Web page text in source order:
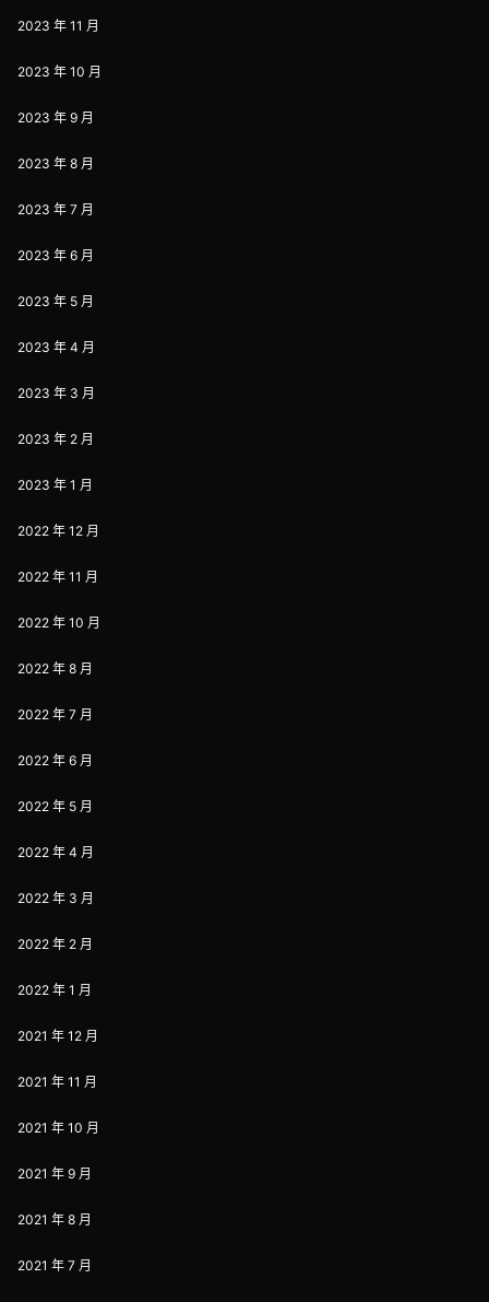
2023 年 11 月
2023 年 10 月
2023 年 9 月
2023 年 8 月
2023 年 7 月
2023 年 6 月
2023 年 5 月
2023 年 4 月
2023 年 3 月
2023 年 2 月
2023 年 1 月
2022 年 12 月
2022 年 11 月
2022 年 10 月
2022 年 8 月
2022 年 7 月
2022 年 6 月
2022 年 5 月
2022 年 4 月
2022 年 3 月
2022 年 2 月
2022 年 1 月
2021 年 12 月
2021 年 11 月
2021 年 10 月
2021 年 9 月
2021 年 8 月
2021 年 7 月